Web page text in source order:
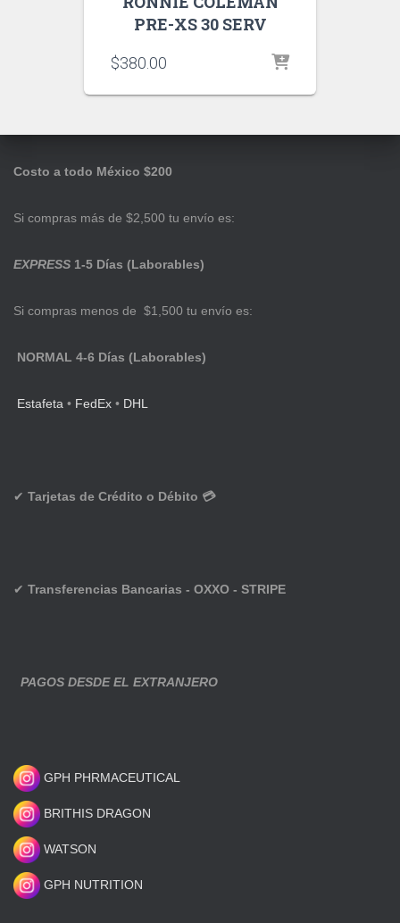
PRE-XS 30 SERV
$380.00
Costo a todo México $200
Si compras más de $2,500 tu envío es:
EXPRESS 1-5 Días (Laborables)
Si compras menos de $1,500 tu envío es:
NORMAL 4-6 Días (Laborables)
Estafeta • FedEx • DHL
✔ Tarjetas de Crédito o Débito 💳
✔ Transferencias Bancarias - OXXO - STRIPE
PAGOS DESDE EL EXTRANJERO
GPH PHRMACEUTICAL
BRITHIS DRAGON
WATSON
GPH NUTRITION